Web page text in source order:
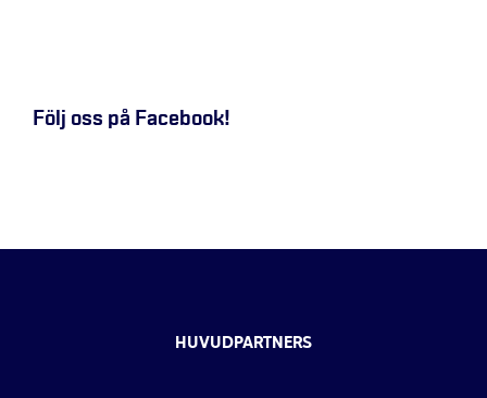
Följ oss på Facebook!
HUVUDPARTNERS